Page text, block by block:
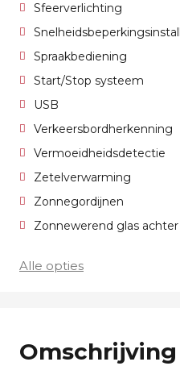
Sfeerverlichting
Spraakbediening
Start/Stop systeem
USB
Verkeersbordherkenning
Vermoeidheidsdetectie
Zetelverwarming
Zonnegordijnen
Zonnewerend glas achter
Alle opties
Omschrijving